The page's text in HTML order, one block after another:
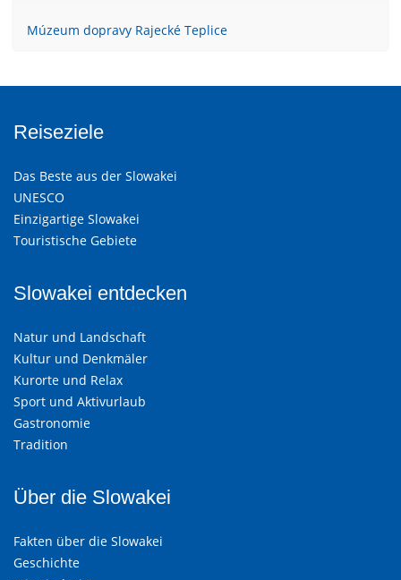
Múzeum dopravy Rajecké Teplice
Reiseziele
Das Beste aus der Slowakei
UNESCO
Einzigartige Slowakei
Touristische Gebiete
Slowakei entdecken
Natur und Landschaft
Kultur und Denkmäler
Kurorte und Relax
Sport und Aktivurlaub
Gastronomie
Tradition
Über die Slowakei
Fakten über die Slowakei
Geschichte